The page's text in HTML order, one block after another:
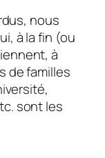
nous
à la fin (ou
à
de familles
sont les